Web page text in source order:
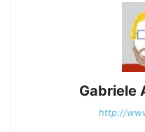
Gabriele
http://